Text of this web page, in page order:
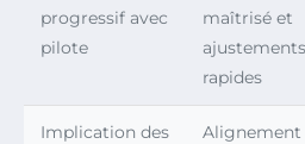
progressif avec
pilote
maîtrisé et
ajustements
rapides
Implication des
Alignement